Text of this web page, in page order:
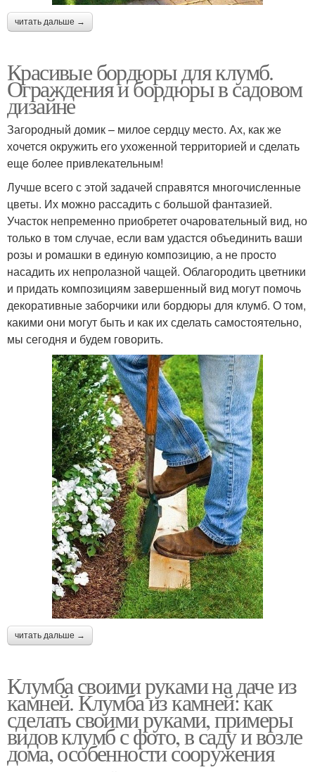
Ограждение для сада
Ограждение из дерева Ограждения из дерева
Декоративные
ограждения
Ограждение из металла
Ограждения из металла
цветника
Клумбы из кирпича Клумбы на участке
Ограждение для
клумбы
Клумбы из старого
Декор для клумбы Клумбы из дерева
Клумбы на даче
читать дальше →
Красивые бордюры для клумб.
Ограждения и бордюры в садовом
дизайне
Загородный домик – милое сердцу место. Ах, как же
хочется окружить его ухоженной территорией и сделать
еще более привлекательным!
Лучше всего с этой задачей справятся многочисленные
цветы. Их можно рассадить с большой фантазией.
Участок непременно приобретет очаровательный вид, но
только в том случае, если вам удастся объединить ваши
розы и ромашки в единую композицию, а не просто
насадить их непролазной чащей. Облагородить цветники
и придать композициям завершенный вид могут помочь
декоративные заборчики или бордюры для клумб. О том,
какими они могут быть и как их сделать самостоятельно,
мы сегодня и будем говорить.
читать дальше →
Клумба своими руками на даче из
камней. Клумба из камней: как
сделать своими руками, примеры
видов клумб с фото, в саду и возле
дома, особенности сооружения